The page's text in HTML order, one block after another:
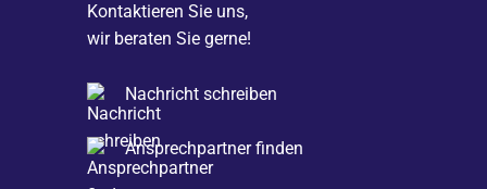
Kontaktieren Sie uns,
wir beraten Sie gerne!
Nachricht schreiben
Ansprechpartner finden